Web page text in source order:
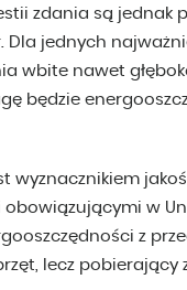
zdania są jednak
jednych
wbite nawet
będzie
wyznacznikiem
w
z
lecz